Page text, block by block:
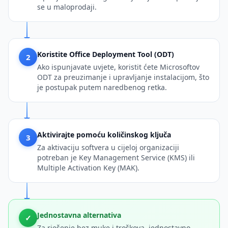
se u maloprodaji.
2
Koristite Office Deployment Tool (ODT)
Ako ispunjavate uvjete, koristit ćete Microsoftov
ODT za preuzimanje i upravljanje instalacijom, što
je postupak putem naredbenog retka.
3
Aktivirajte pomoću količinskog ključa
Za aktivaciju softvera u cijeloj organizaciji
potreban je Key Management Service (KMS) ili
Multiple Activation Key (MAK).
✓
Jednostavna alternativa